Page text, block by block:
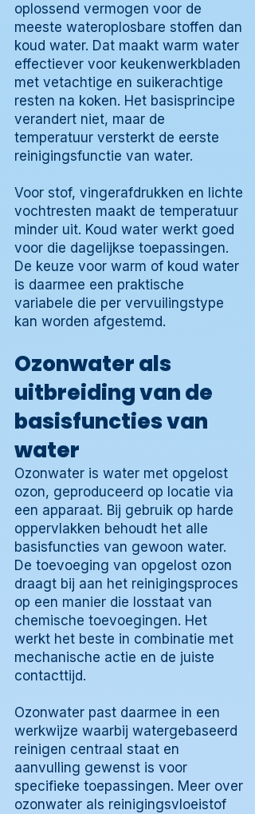
oplossend vermogen voor de
meeste wateroplosbare stoffen dan
koud water. Dat maakt warm water
effectiever voor keukenwerkbladen
met vetachtige en suikerachtige
resten na koken. Het basisprincipe
verandert niet, maar de
temperatuur versterkt de eerste
reinigingsfunctie van water.
Voor stof, vingerafdrukken en lichte
vochtresten maakt de temperatuur
minder uit. Koud water werkt goed
voor die dagelijkse toepassingen.
De keuze voor warm of koud water
is daarmee een praktische
variabele die per vervuilingstype
kan worden afgestemd.
Ozonwater als
uitbreiding van de
basisfuncties van
water
Ozonwater is water met opgelost
ozon, geproduceerd op locatie via
een apparaat. Bij gebruik op harde
oppervlakken behoudt het alle
basisfuncties van gewoon water.
De toevoeging van opgelost ozon
draagt bij aan het reinigingsproces
op een manier die losstaat van
chemische toevoegingen. Het
werkt het beste in combinatie met
mechanische actie en de juiste
contacttijd.
Ozonwater past daarmee in een
werkwijze waarbij watergebaseerd
reinigen centraal staat en
aanvulling gewenst is voor
specifieke toepassingen. Meer over
ozonwater als reinigingsvloeistof